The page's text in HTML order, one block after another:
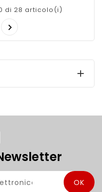
di 28 articolo(i)

